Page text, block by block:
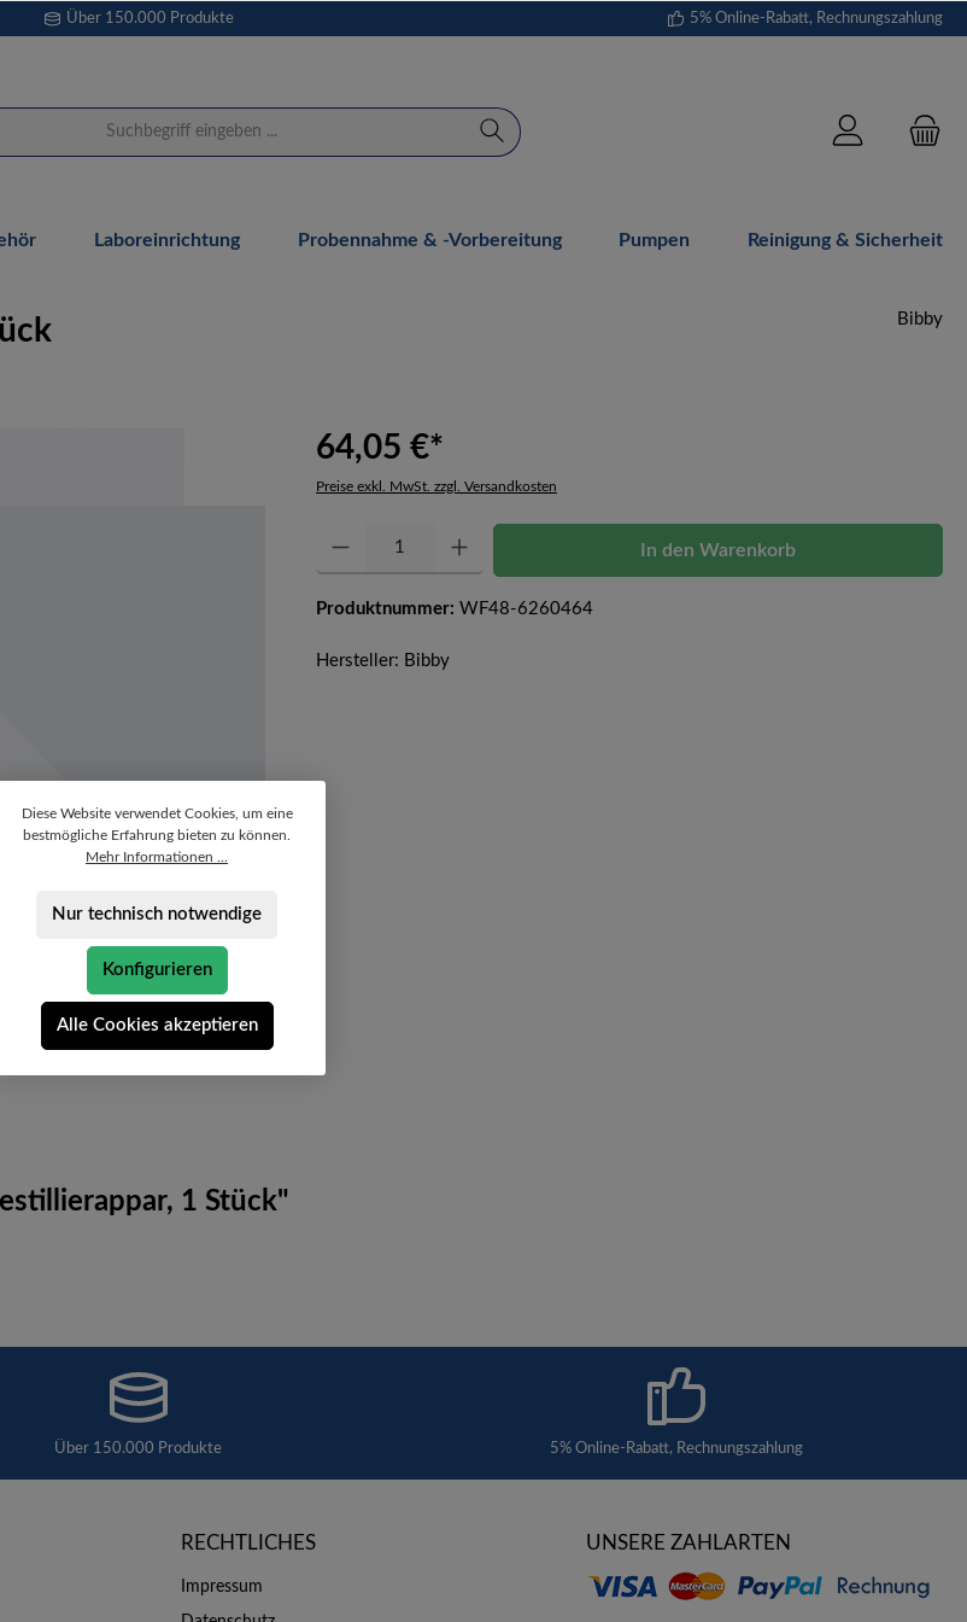
Über 150.000 Produkte 5% Online-Rabatt, Rechnungszahlung
Laboreinrichtung Probennahme & -vorbereitung Pumpen Reinigung & Sicherheit
Bibby
64,05 €*
Preise exkl. MwSt. zzgl. Versandkosten
Produkt Anzahl: Gib den gewünschten Wert ein oder benutze die Schaltflächen um die Anzahl zu
In den Warenkorb
Produktnummer: WF48-6260464
Hersteller: Bibby
1 Stück"
Über 150.000 Produkte 5% Online-Rabatt, Rechnungszahlung
RECHTLICHES
Impressum
UNSERE ZAHLARTEN
Diese Website verwendet Cookies, um eine
bestmögliche Erfahrung bieten zu können.
Mehr Informationen ...
Nur technisch notwendige
Konfigurieren
Alle Cookies akzeptieren